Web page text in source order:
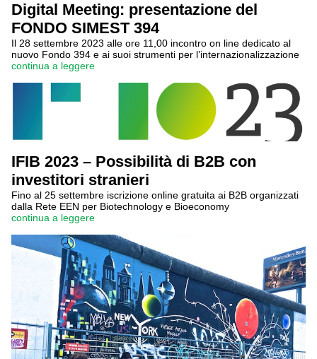
Digital Meeting: presentazione del
FONDO SIMEST 394
Il 28 settembre 2023 alle ore 11,00 incontro on line dedicato al
nuovo Fondo 394 e ai suoi strumenti per l’internazionalizzazione
continua a leggere
IFIB 2023 – Possibilità di B2B con
investitori stranieri
Fino al 25 settembre iscrizione online gratuita ai B2B organizzati
dalla Rete EEN per Biotechnology e Bioeconomy
continua a leggere